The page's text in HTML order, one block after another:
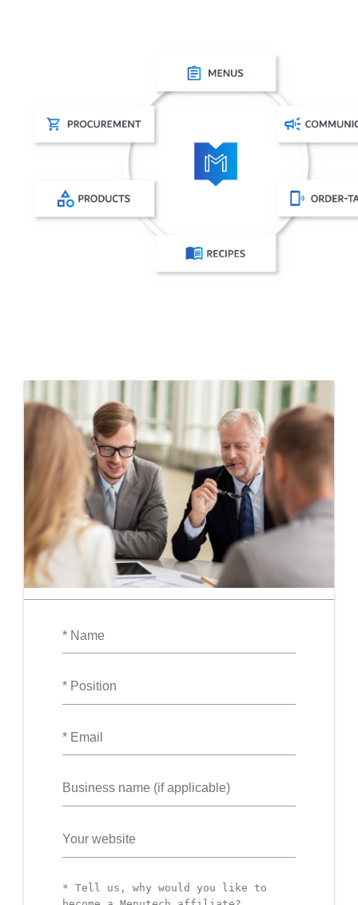
Name
Position
Email
Business
Website
Tell
us